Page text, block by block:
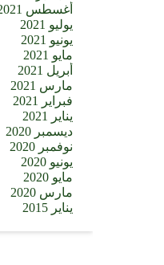
أغسطس 2021
يوليو 2021
يونيو 2021
مايو 2021
أبريل 2021
مارس 2021
فبراير 2021
يناير 2021
ديسمبر 2020
نوفمبر 2020
يونيو 2020
مايو 2020
مارس 2020
يناير 2015